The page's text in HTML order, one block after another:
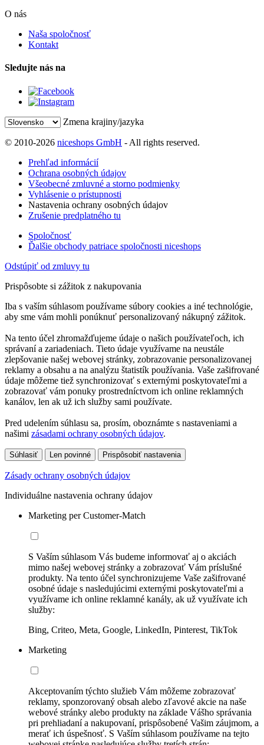
O nás
Naša spoločnosť
Kontakt
Sledujte nás na
Zmena krajiny/jazyka
© 2010-2026 niceshops GmbH - All rights reserved.
Prehľad informácií
Ochrana osobných údajov
Všeobecné zmluvné a storno podmienky
Vyhlásenie o prístupnosti
Nastavenia ochrany osobných údajov
Zrušenie predplatného tu
Spoločnosť
Ďalšie obchody patriace spoločnosti niceshops
Odstúpiť od zmluvy tu
Prispôsobte si zážitok z nakupovania
Iba s vaším súhlasom používame súbory cookies a iné technológie,
aby sme vám mohli ponúknuť personalizovaný nákupný zážitok.
Na tento účel zhromažďujeme údaje o našich používateľoch, ich
správaní a zariadeniach. Tieto údaje využívame na neustále
zlepšovanie našej webovej stránky, zobrazovanie personalizovanej
reklamy a obsahu a na analýzu štatistík používania. Vaše zašifrované
údaje môžeme tiež synchronizovať s externými poskytovateľmi a
zobrazovať vám ponuky prostredníctvom ich online reklamných
kanálov, len ak už ich služby sami používate.
Pred udelením súhlasu sa, prosím, oboznámte s nastaveniami a
našimi zásadami ochrany osobných údajov.
Súhlasiť Len povinné Prispôsobiť nastavenia
Zásady ochrany osobných údajov
Individuálne nastavenia ochrany údajov
Marketing per Customer-Match
S Vaším súhlasom Vás budeme informovať aj o akciách
mimo našej webovej stránky a zobrazovať Vám príslušné
produkty. Na tento účel synchronizujeme Vaše zašifrované
osobné údaje s nasledujúcimi externými poskytovateľmi a
využívame ich online reklamné kanály, ak už využívate ich
služby:
Bing, Criteo, Meta, Google, LinkedIn, Pinterest, TikTok
Marketing
Akceptovaním týchto služieb Vám môžeme zobrazovať
reklamy, sponzorovaný obsah alebo zľavové akcie na naše
webové stránky alebo produkty na základe Vášho správania
pri prehliadaní a nakupovaní, prispôsobené Vašim záujmom, a
merať ich úspešnosť. S Vaším súhlasom používame na tejto